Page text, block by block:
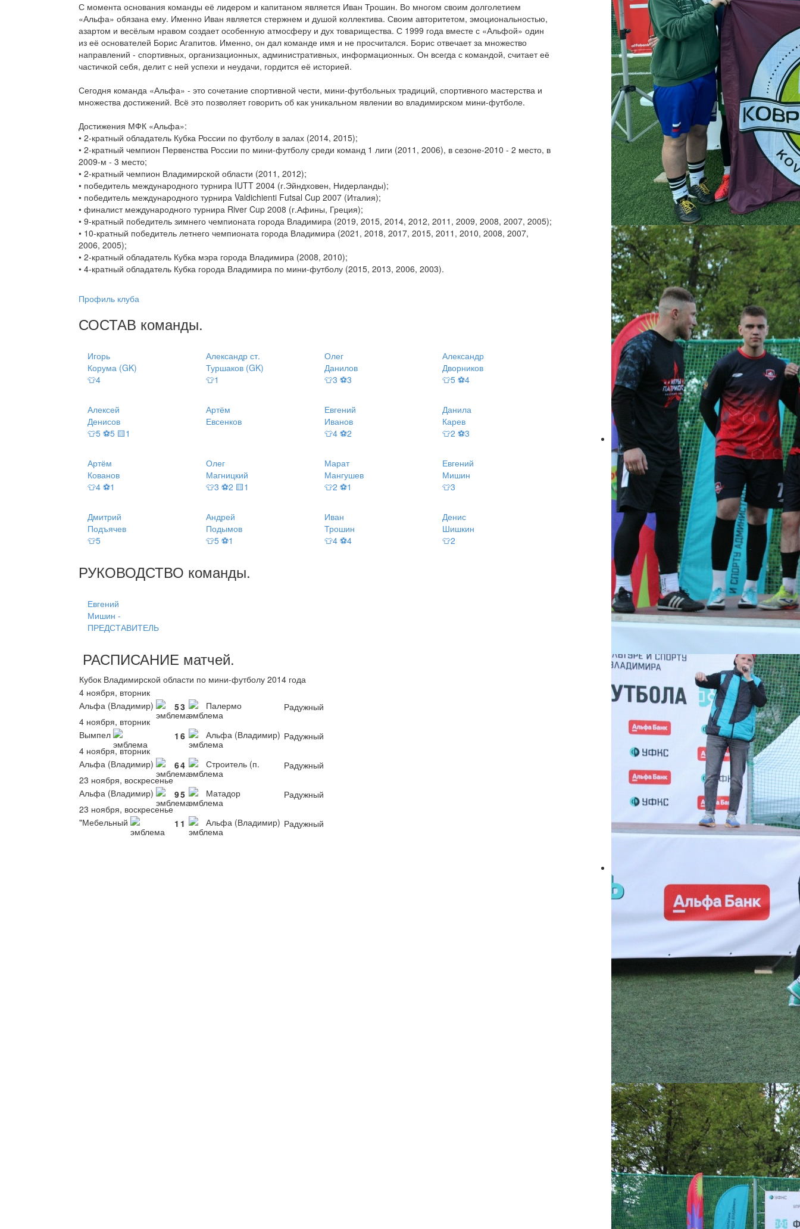
С момента основания команды её лидером и капитаном является Иван Трошин. Во многом своим долголетием
«Альфа» обязана ему. Именно Иван является стержнем и душой коллектива. Своим авторитетом, эмоциональностью,
азартом и весёлым нравом создает особенную атмосферу и дух товарищества. С 1999 года вместе с «Альфой» один
из её основателей Борис Агапитов. Именно, он дал команде имя и не просчитался. Борис отвечает за множество
направлений - спортивных, организационных, административных, информационных. Он всегда с командой, считает её
частичкой себя, делит с ней успехи и неудачи, гордится её историей.
Сегодня команда «Альфа» - это сочетание спортивной чести, мини-футбольных традиций, спортивного мастерства и
множества достижений. Всё это позволяет говорить об как уникальном явлении во владимирском мини-футболе.
Достижения МФК «Альфа»:
• 2-кратный обладатель Кубка России по футболу в залах (2014, 2015);
• 2-кратный чемпион Первенства России по мини-футболу среди команд 1 лиги (2011, 2006), в сезоне-2010 - 2 место, в
2009-м - 3 место;
• 2-кратный чемпион Владимирской области (2011, 2012);
• победитель международного турнира IUTT 2004 (г.Эйндховен, Нидерланды);
• победитель международного турнира Valdichienti Futsal Cup 2007 (Италия);
• финалист международного турнира River Cup 2008 (г.Афины, Греция);
• 9-кратный победитель зимнего чемпионата города Владимира (2019, 2015, 2014, 2012, 2011, 2009, 2008, 2007, 2005);
• 10-кратный победитель летнего чемпионата города Владимира (2021, 2018, 2017, 2015, 2011, 2010, 2008, 2007,
2006, 2005);
• 2-кратный обладатель Кубка мэра города Владимира (2008, 2010);
• 4-кратный обладатель Кубка города Владимира по мини-футболу (2015, 2013, 2006, 2003).
Профиль клуба
СОСТАВ команды.
Игорь
Корума (GK)
👕4
Александр ст.
Туршаков (GK)
👕1
Олег
Данилов
👕3 ⚽3
Александр
Дворников
👕5 ⚽4
Алексей
Денисов
👕5 ⚽5 🟨1
Артём
Евсенков
Евгений
Иванов
👕4 ⚽2
Данила
Карев
👕2 ⚽3
Артём
Кованов
👕4 ⚽1
Олег
Магницкий
👕3 ⚽2 🟨1
Марат
Мангушев
👕2 ⚽1
Евгений
Мишин
👕3
Дмитрий
Подъячев
👕5
Андрей
Подымов
👕5 ⚽1
Иван
Трошин
👕4 ⚽4
Денис
Шишкин
👕2
РУКОВОДСТВО команды.
Евгений
Мишин -
ПРЕДСТАВИТЕЛЬ
РАСПИСАНИЕ матчей.
Кубок Владимирской области по мини-футболу 2014 года
4 ноября, вторник
Альфа (Владимир)
53 Палермо
Радужный
4 ноября, вторник
Вымпел
1 6 Альфа (Владимир) Радужный
4 ноября, вторник
Альфа (Владимир)
64 Строитель (п.
Радужный
23 ноября, воскресенье
Альфа (Владимир)
95 Матадор
Радужный
23 ноября, воскресенье
"Мебельный
1 1 Альфа (Владимир) Радужный